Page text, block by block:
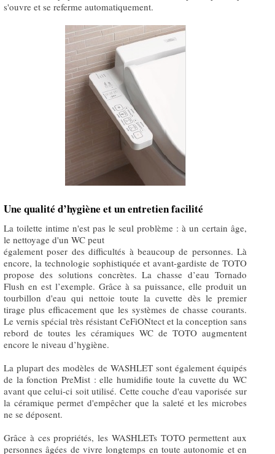
s'ouvre et se referme automatiquement.
Une qualité d’hygiène et un entretien facilité
La toilette intime n'est pas le seul problème : à un certain âge,
le nettoyage d'un WC peut
également poser des difficultés à beaucoup de personnes. Là
encore, la technologie sophistiquée et avant-gardiste de TOTO
propose des solutions concrètes. La chasse d’eau Tornado
Flush en est l’exemple. Grâce à sa puissance, elle produit un
tourbillon d'eau qui nettoie toute la cuvette dès le premier
tirage plus efficacement que les systèmes de chasse courants.
Le vernis spécial très résistant CeFiONtect et la conception sans
rebord de toutes les céramiques WC de TOTO augmentent
encore le niveau d’hygiène.
La plupart des modèles de WASHLET sont également équipés
de la fonction PreMist : elle humidifie toute la cuvette du WC
avant que celui-ci soit utilisé. Cette couche d'eau vaporisée sur
la céramique permet d'empêcher que la saleté et les microbes
ne se déposent.
Grâce à ces propriétés, les WASHLETs TOTO permettent aux
personnes âgées de vivre longtemps en toute autonomie et en